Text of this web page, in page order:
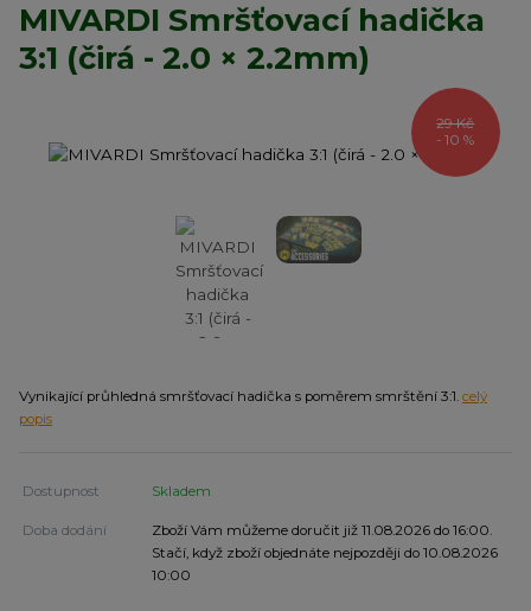
MIVARDI Smršťovací hadička
3:1 (čirá - 2.0 × 2.2mm)
29 Kč
- 10 %
Vynikající průhledná smršťovací hadička s poměrem smrštění 3:1. celý
popis
Dostupnost Skladem
Doba dodání
Zboží Vám můžeme doručit již 11.08.2026 do 16:00.
Stačí, když zboží objednáte nejpozději do 10.08.2026
10:00